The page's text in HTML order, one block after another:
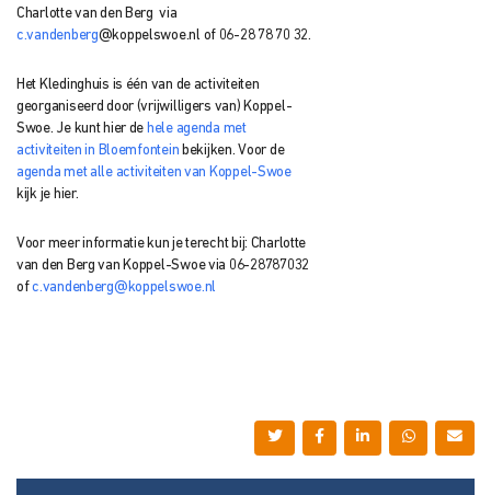
Charlotte van den Bergvia
c.vandenberg@koppelswoe.nl of 06-28 78 70 32.
Het Kledinghuis is één van de activiteiten
georganiseerd door (vrijwilligers van) Koppel-
Swoe. Je kunt hier de hele agenda met
activiteiten in Bloemfontein bekijken. Voor de
agenda met alle activiteiten van Koppel-Swoe
kijk je hier.
Voor meer informatie kun je terecht bij: Charlotte
van den Berg van Koppel-Swoe via 06-28787032
ofc.vandenberg@koppelswoe.nl